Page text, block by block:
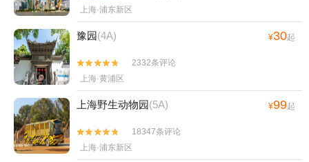
上海·浦东新区
豫园(4A) ¥30起


2332条评论
上海·黄浦区
上海野生动物园(5A) ¥99起


18347条评论
上海·浦东新区